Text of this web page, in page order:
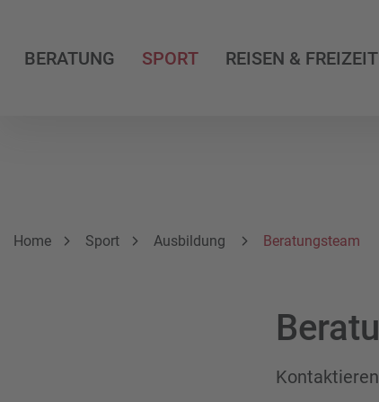
BERATUNG SPORT REISEN & FREIZEIT
Breadcrumbnavigation
Sie befinden sich hier:
Home Sport Ausbildung Beratungsteam